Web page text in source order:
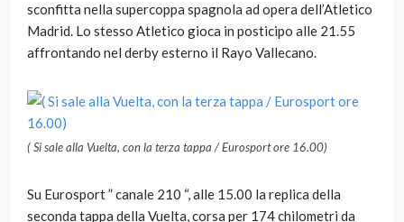
sconfitta nella supercoppa spagnola ad opera dell’Atletico
Madrid. Lo stesso Atletico gioca in posticipo alle 21.55
affrontando nel derby esterno il Rayo Vallecano.
( Si sale alla Vuelta, con la terza tappa / Eurosport ore 16.00)
Su Eurosport ” canale 210 “, alle 15.00 la replica della
seconda tappa della Vuelta, corsa per 174 chilometri da